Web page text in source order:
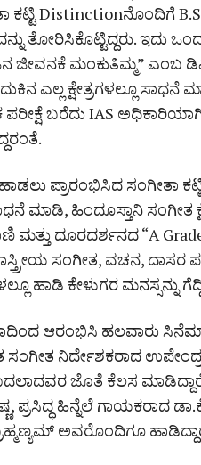
ಕಟ್ಟಿ Distinctionನೊಂದಿಗೆ
ತೋರಿಸಿಕೊಟ್ಟಿದ್ದರು. ಇದು
ಜೀವನಕೆ ಮಂಕುತಿಮ್ಮ” ಎಂಬ
ಎಲ್ಲ ಕ್ಷೇತ್ರಗಳಲ್ಲೂ
ಪರೀಕ್ಷೆ ಬರೆದು IAS
ಪ್ರಾರಂಭಿಸಿದ ಸಂಗೀತಾ
ಮಾಡಿ, ಹಿಂದೂಸ್ತಾನಿ ಸಂಗೀತ
ಮತ್ತು ದೂರದರ್ಶನದ “A
ಸಂಗೀತ, ವಚನ, ದಾಸರ
ಹಾಡಿ ಕೇಳುಗರ ಮನಸ್ಸನ್ನು
ಆರಂಭಿಸಿ ಹಲವಾರು
ಸಂಗೀತ ನಿರ್ದೇಶಕರಾದ
ಜೊತೆ ಕೆಲಸ
ಪ್ರಸಿದ್ಧ ಹಿನ್ನೆಲೆ ಗಾಯಕರಾದ
ಅವರೊಂದಿಗೂ